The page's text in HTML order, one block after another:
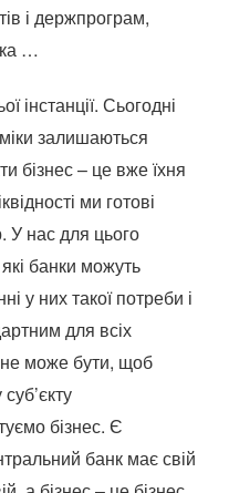
і держпрограм,
…
інстанції. Сьогодні
залишаються
бізнес – це вже їхня
ми готові
У нас для цього
банки можуть
у них такої потреби і
для всіх
не може бути, щоб
бізнес. Є
банк має свій